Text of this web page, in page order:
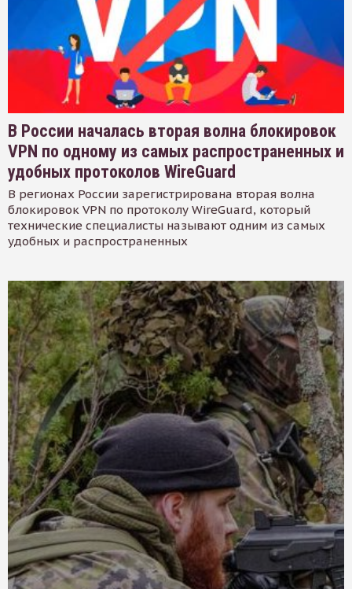
В России началась вторая волна блокировок
VPN по одному из самых распространенных и
удобных протоколов WireGuard
В регионах России зарегистрирована вторая волна
блокировок VPN по протоколу WireGuard, который
технические специалисты называют одним из самых
удобных и распространенных